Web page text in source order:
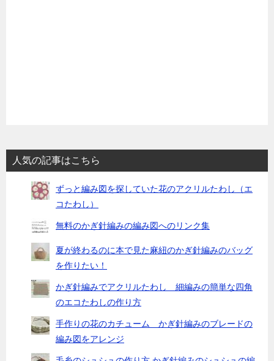
人気の記事はこちら
ずっと編み図を探していた花のアクリルたわし（エ
コたわし）
無料のかぎ針編みの編み図へのリンク集
夏が終わるのに本で見た麻紐のかぎ針編みのバッグ
を作りたい！
かぎ針編みでアクリルたわし 細編みの簡単な四角
のエコたわしの作り方
手作りの花のカチューム かぎ針編みのブレードの
編み図をアレンジ